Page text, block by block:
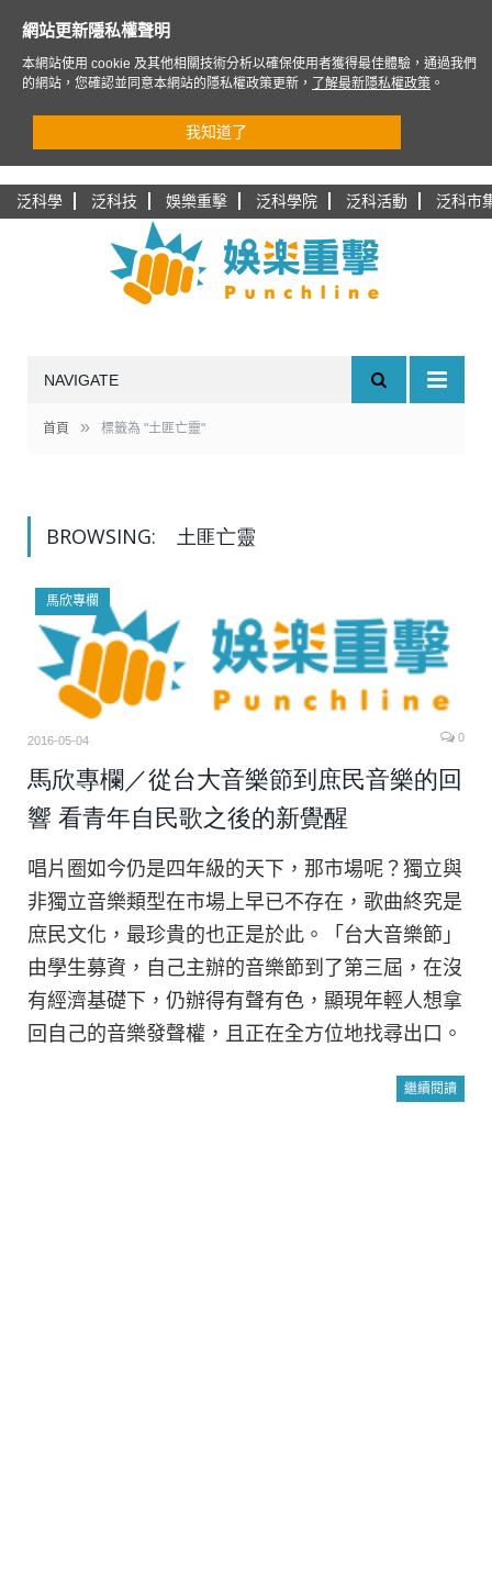
泛科學 泛科技 娛樂重擊 泛科學院 泛科活動 泛科市
NAVIGATE
首頁 » 標籤為 "土匪亡靈"
BROWSING: 土匪亡靈
馬欣專欄
2016-05-04 0
馬欣專欄／從台大音樂節到庶民音樂的回
響 看青年自民歌之後的新覺醒
唱片圈如今仍是四年級的天下，那市場呢？獨立與
非獨立音樂類型在市場上早已不存在，歌曲終究是
庶民文化，最珍貴的也正是於此。「台大音樂節」
由學生募資，自己主辦的音樂節到了第三屆，在沒
有經濟基礎下，仍辦得有聲有色，顯現年輕人想拿
回自己的音樂發聲權，且正在全方位地找尋出口。
繼續閱讀
網站更新隱私權聲明
本網站使用 cookie 及其他相關技術分析以確保使用者獲得最佳體驗，通過我們
的網站，您確認並同意本網站的隱私權政策更新，
了解最新隱私權政策 。
我知道了